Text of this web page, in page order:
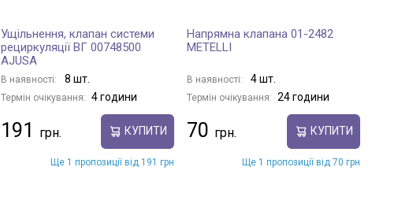
Ущільнення, клапан системи
рециркуляції ВГ 00748500
AJUSA
В наявності: 8 шт.
Термін очікування: 4 години
191 КУПИТИ
Ще 1 пропозиції від 191 грн
Напрямна клапана 01-2482
METELLI
В наявності: 4 шт.
Термін очікування: 24 години
70 КУПИТИ
Ще 1 пропозиції від 70 грн